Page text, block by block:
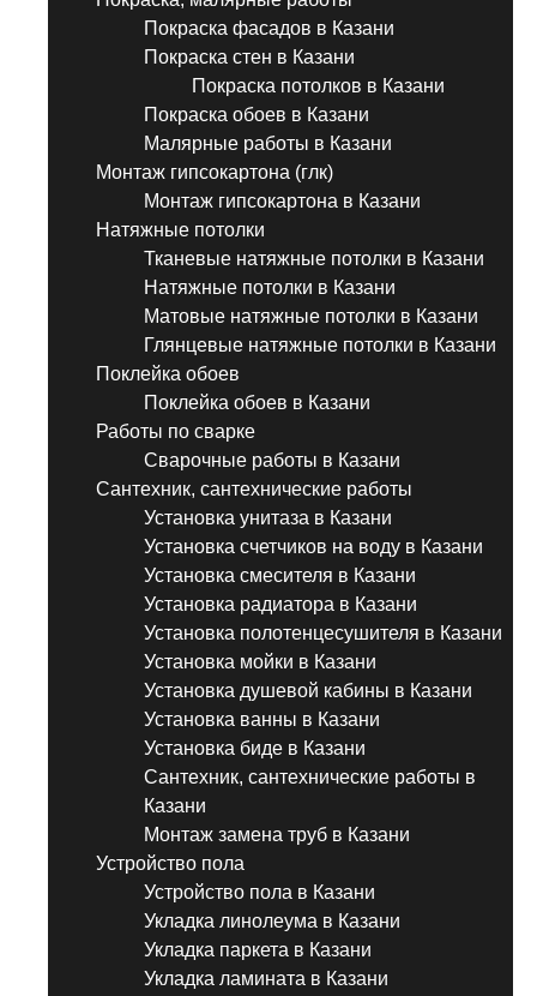
Покраска фасадов в Казани
Покраска стен в Казани
Покраска потолков в Казани
Покраска обоев в Казани
Малярные работы в Казани
Монтаж гипсокартона (глк)
Монтаж гипсокартона в Казани
Натяжные потолки
Тканевые натяжные потолки в Казани
Натяжные потолки в Казани
Матовые натяжные потолки в Казани
Глянцевые натяжные потолки в Казани
Поклейка обоев
Поклейка обоев в Казани
Работы по сварке
Сварочные работы в Казани
Сантехник, сантехнические работы
Установка унитаза в Казани
Установка счетчиков на воду в Казани
Установка смесителя в Казани
Установка радиатора в Казани
Установка полотенцесушителя в Казани
Установка мойки в Казани
Установка душевой кабины в Казани
Установка ванны в Казани
Установка биде в Казани
Сантехник, сантехнические работы в
Казани
Монтаж замена труб в Казани
Устройство пола
Устройство пола в Казани
Укладка линолеума в Казани
Укладка паркета в Казани
Укладка ламината в Казани